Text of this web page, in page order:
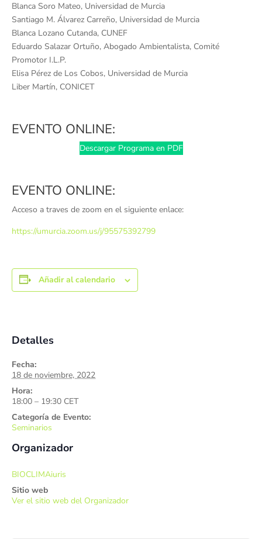
Blanca Soro Mateo, Universidad de Murcia
Santiago M. Álvarez Carreño, Universidad de Murcia
Blanca Lozano Cutanda, CUNEF
Eduardo Salazar Ortuño, Abogado Ambientalista, Comité
Promotor I.L.P.
Elisa Pérez de Los Cobos, Universidad de Murcia
Liber Martín, CONICET
EVENTO ONLINE:
Descargar Programa en PDF
EVENTO ONLINE:
Acceso a traves de zoom en el siguiente enlace:
https://umurcia.zoom.us/j/95575392799
Añadir al calendario
Detalles
Fecha:
18 de noviembre, 2022
Hora:
18:00 – 19:30 CET
Categoría de Evento:
Seminarios
Organizador
BIOCLIMAiuris
Sitio web
Ver el sitio web del Organizador